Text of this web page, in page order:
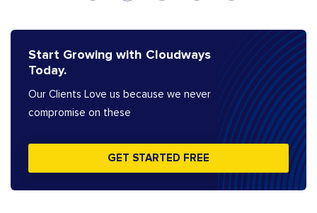
Start Growing with Cloudways
Today.
Our Clients Love us because we never
compromise on these
GET STARTED FREE